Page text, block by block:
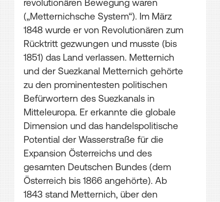
revolutionären Bewegung waren
(„Metternichsche System“). Im März
1848 wurde er von Revolutionären zum
Rücktritt gezwungen und musste (bis
1851) das Land verlassen. Metternich
und der Suezkanal Metternich gehörte
zu den prominentesten politischen
Befürwortern des Suezkanals in
Mitteleuropa. Er erkannte die globale
Dimension und das handelspolitische
Potential der Wasserstraße für die
Expansion Österreichs und des
gesamten Deutschen Bundes (dem
Österreich bis 1866 angehörte). Ab
1843 stand Metternich, über den